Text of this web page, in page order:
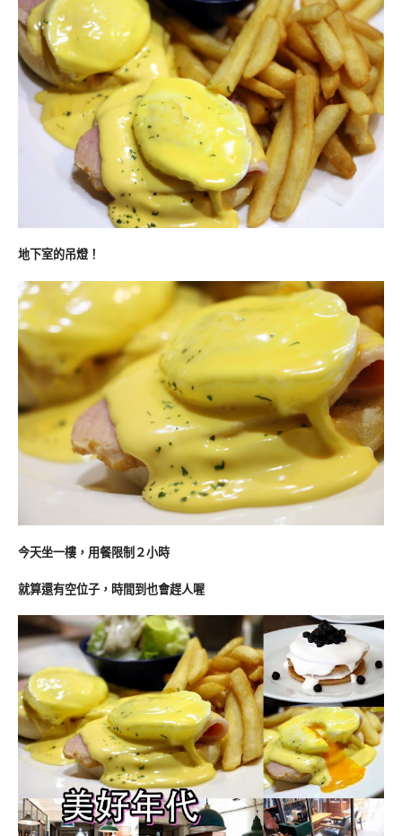
地下室的吊燈！
今天坐一樓，用餐限制２小時
就算還有空位子，時間到也會趕人喔